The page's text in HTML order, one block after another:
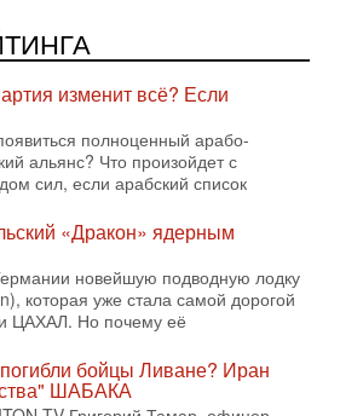
Трамп сегодня заявил об отмене
по Ирану после обращений
региона. По его словам,
кто заберет его на этот
репатриантов не раз кардинально
Израиля. Достаточно
«Исраэль ба-алия», когда
о чём на самом деле
министра Израиля Биньямина
встреча с Дональдом Трампом
чем ответов. Полная
изменит всё? Если
полноценный арабо-
альянс? Что произойдет с
сил, если арабский список
«Дракон» ядерным
новейшую подводную лодку
которая уже стала самой дорогой
ЦАХАЛ. Но почему её
бойцы Ливане? Иран
ШАБАКА